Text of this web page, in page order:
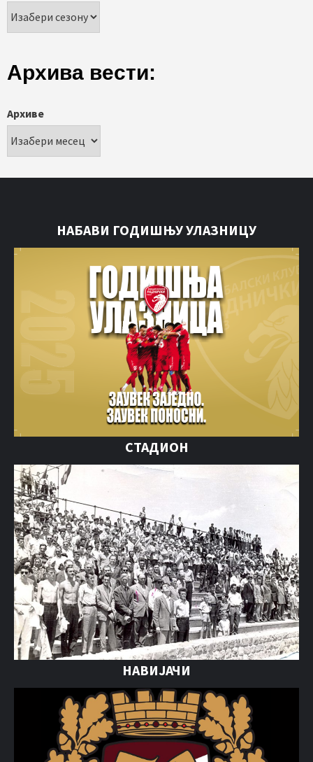
Архива вести:
Архиве
НАБАВИ ГОДИШЊУ УЛАЗНИЦУ
СТАДИОН
НАВИЈАЧИ